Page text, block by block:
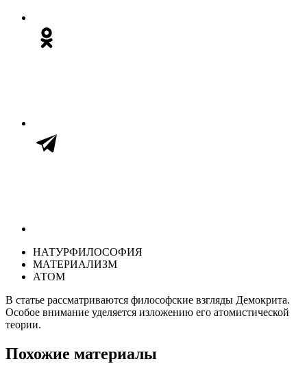
НАТУРФИЛОСОФИЯ
МАТЕРИАЛИЗМ
АТОМ
В статье рассматриваются философские взгляды Демокрита.
Особое внимание уделяется изложению его атомистической
теории.
Похожие материалы